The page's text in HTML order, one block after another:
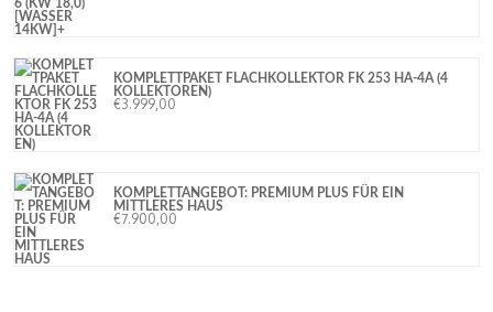
KOMPLETTPAKET FLACHKOLLEKTOR FK 253 HA-4A (4
KOLLEKTOREN)
€3.999,00
KOMPLETTANGEBOT: PREMIUM PLUS FÜR EIN
MITTLERES HAUS
€7.900,00